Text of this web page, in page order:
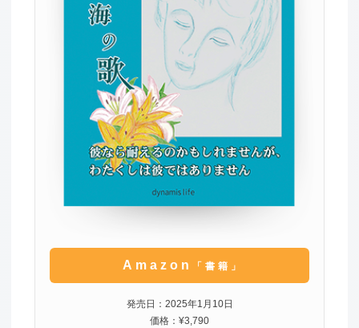
Amazon 「書籍」
発売日：2025年1月10日
価格：¥3,790